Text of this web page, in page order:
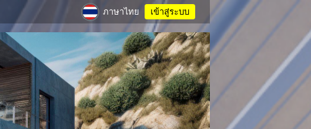
ภาษาไทย เข้าสู่ระบบ